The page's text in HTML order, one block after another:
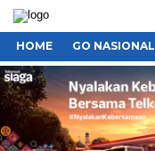
HOME GO NASIONAL